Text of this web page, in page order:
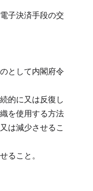
子決済手段の交
として内閣府令
的に又は反復し
を使用する方法
は減少させるこ
ること。